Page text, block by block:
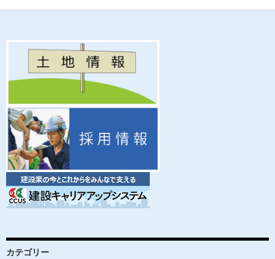
b
o
o
k
er
カテゴリー